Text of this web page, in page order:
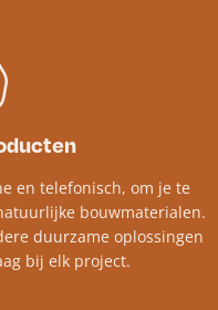
en telefonisch, om je te
bouwmaterialen.
duurzame oplossingen
bij elk project.​